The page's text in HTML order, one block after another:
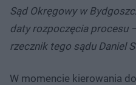
Sąd Okręgowy w
daty rozpoczęcia procesu
rzecznik tego sądu Daniel
W momencie kierowania